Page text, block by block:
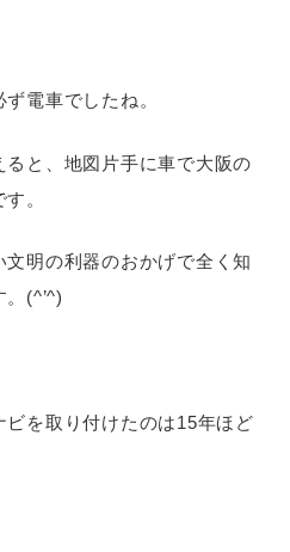
電車でしたね。
と、地図片手に車で大阪の
。
明の利器のおかげで全く知
(^’^)
を取り付けたのは15年ほど